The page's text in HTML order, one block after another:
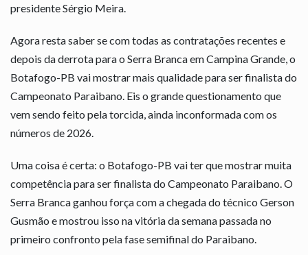
presidente Sérgio Meira.
Agora resta saber se com todas as contratações recentes e
depois da derrota para o Serra Branca em Campina Grande, o
Botafogo-PB vai mostrar mais qualidade para ser finalista do
Campeonato Paraibano. Eis o grande questionamento que
vem sendo feito pela torcida, ainda inconformada com os
números de 2026.
Uma coisa é certa: o Botafogo-PB vai ter que mostrar muita
competência para ser finalista do Campeonato Paraibano. O
Serra Branca ganhou força com a chegada do técnico Gerson
Gusmão e mostrou isso na vitória da semana passada no
primeiro confronto pela fase semifinal do Paraibano.